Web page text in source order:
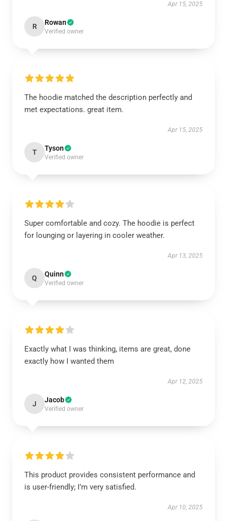
Apr 15, 2025
R Rowan
Verified owner
The hoodie matched the description perfectly and
met expectations. great item.
Apr 15, 2025
T Tyson
Verified owner
Super comfortable and cozy. The hoodie is perfect
for lounging or layering in cooler weather.
Apr 13, 2025
Q Quinn
Verified owner
Exactly what I was thinking, items are great, done
exactly how I wanted them
Apr 12, 2025
J Jacob
Verified owner
This product provides consistent performance and
is user-friendly; I’m very satisfied.
Apr 10, 2025